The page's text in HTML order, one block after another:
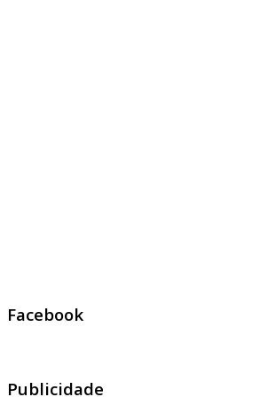
Facebook
Publicidade